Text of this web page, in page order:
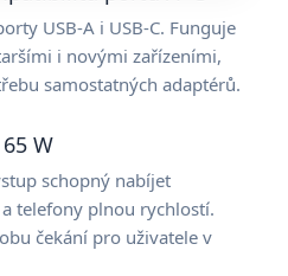
USB-A i USB-C. Funguje
i novými zařízeními,
samostatných adaptérů.
W
schopný nabíjet
telefony plnou rychlostí.
čekání pro uživatele v